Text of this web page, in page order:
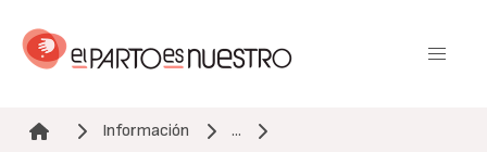
contenido
Información
...